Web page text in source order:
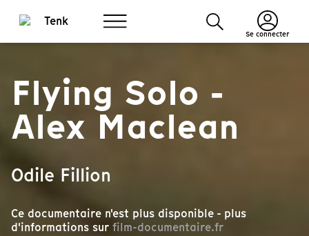
Se connecter
Flying Solo -
Alex Maclean
Odile Fillion
Ce documentaire n'est plus disponible - plus
d'informations sur film-documentaire.fr